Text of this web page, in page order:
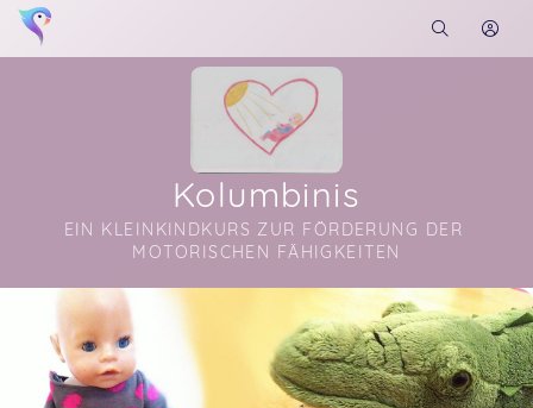
Kolumbinis
EIN KLEINKINDKURS ZUR FÖRDERUNG DER
MOTORISCHEN FÄHIGKEITEN
Soon you will learn more about me here...